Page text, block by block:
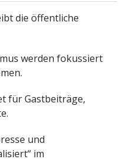
die öffentliche
werden fokussiert
für Gastbeiträge,
und
im